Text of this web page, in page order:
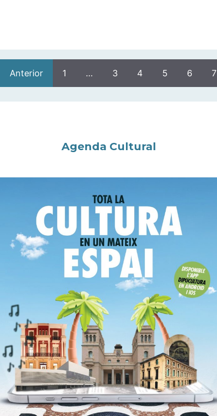
Anterior 1 … 3 4 5 6 7
Agenda Cultural